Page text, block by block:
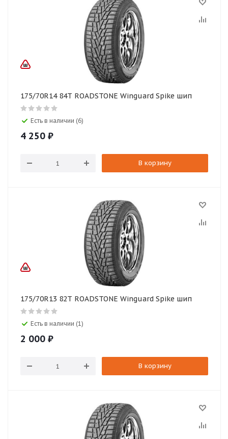
175/70R14 84T ROADSTONE Winguard Spike шип
Есть в наличии (6)
4 250 ₽
В корзину
175/70R13 82T ROADSTONE Winguard Spike шип
Есть в наличии (1)
2 000 ₽
В корзину